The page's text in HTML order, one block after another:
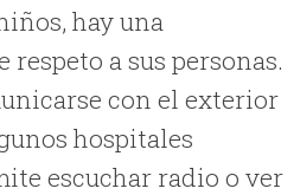
hay una
a sus personas.
con el exterior
hospitales
escuchar radio o ver